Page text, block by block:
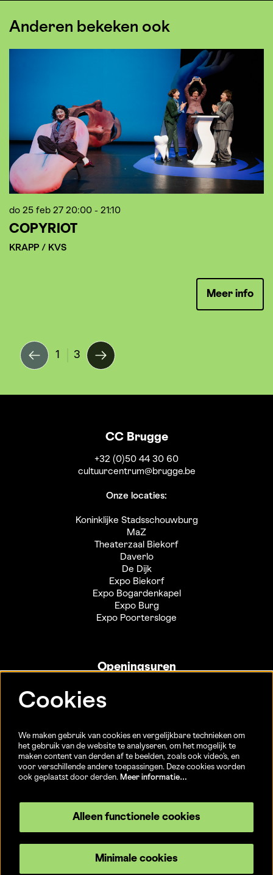
Anderen bekeken ook
COPYRIOT
KRAPP / KVS
do 25 feb 27 20:00 - 21:10
Meer info
1 3
CC Brugge
+32 (0)50 44 30 60
cultuurcentrum@brugge.be
Onze locaties:
Koninklijke Stadsschouwburg
MaZ
Theaterzaal Biekorf
Daverlo
De Dijk
Expo Biekorf
Expo Bogardenkapel
Expo Burg
Expo Poortersloge
Openingsuren
Sint-Jakobsstraat 20
15/08)
Cookies
We maken gebruik van cookies en vergelijkbare technieken om
het gebruik van de website te analyseren, om het mogelijk te
maken content van derden af te beelden, zoals ook video’s, en
voor verschillende andere toepassingen. Deze cookies worden
ook geplaatst door derden. Meer informatie…
Alleen functionele cookies
Minimale cookies